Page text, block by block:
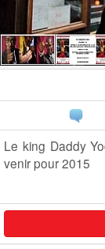
Le king Daddy
venir pour 2015